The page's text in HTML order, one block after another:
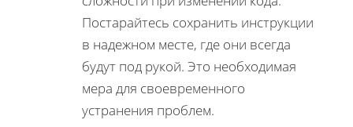
Постарайтесь сохранить инструкции
в надежном месте, где они всегда
будут под рукой. Это необходимая
мера для своевременного
устранения проблем.